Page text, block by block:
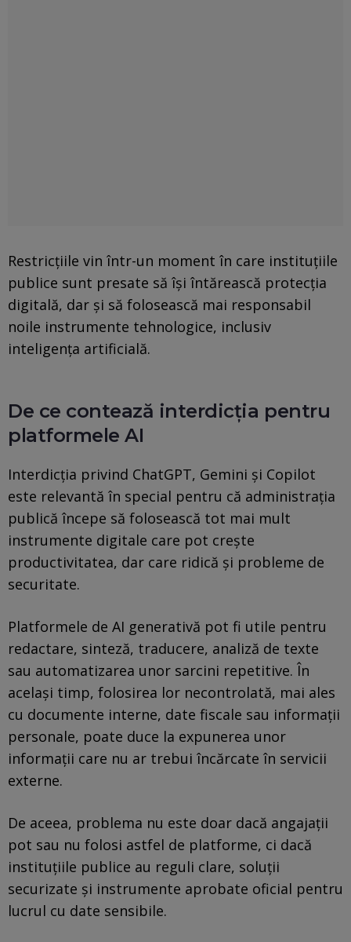
Restricțiile vin într-un moment în care instituțiile
publice sunt presate să își întărească protecția
digitală, dar și să folosească mai responsabil
noile instrumente tehnologice, inclusiv
inteligența artificială.
De ce contează interdicția pentru
platformele AI
Interdicția privind ChatGPT, Gemini și Copilot
este relevantă în special pentru că administrația
publică începe să folosească tot mai mult
instrumente digitale care pot crește
productivitatea, dar care ridică și probleme de
securitate.
Platformele de AI generativă pot fi utile pentru
redactare, sinteză, traducere, analiză de texte
sau automatizarea unor sarcini repetitive. În
același timp, folosirea lor necontrolată, mai ales
cu documente interne, date fiscale sau informații
personale, poate duce la expunerea unor
informații care nu ar trebui încărcate în servicii
externe.
De aceea, problema nu este doar dacă angajații
pot sau nu folosi astfel de platforme, ci dacă
instituțiile publice au reguli clare, soluții
securizate și instrumente aprobate oficial pentru
lucrul cu date sensibile.